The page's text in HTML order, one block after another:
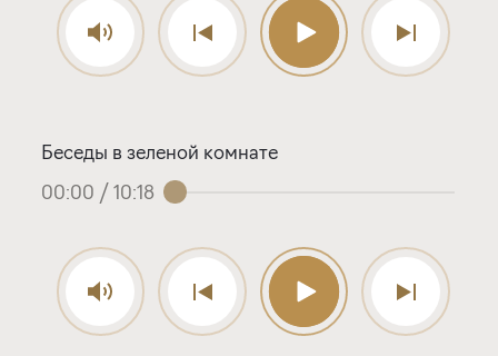
Беседы в зеленой комнате
00:00 /10:18